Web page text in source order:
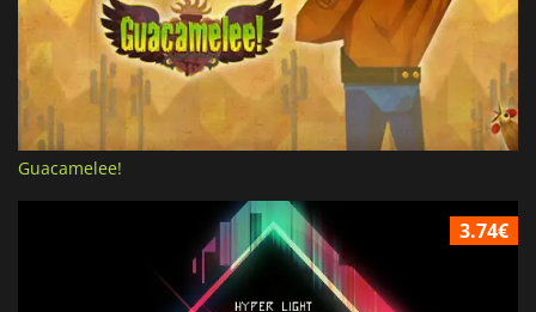
Guacamelee!
3.74€